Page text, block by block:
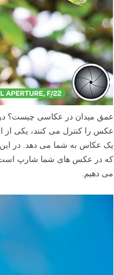
عمق میدان در عکاسی چیست؟
عکس را کنترل می کنند، یکی از
یک عکاس به شما می دهد. در این
که در عکس های شما شارپ است،
می دهیم.